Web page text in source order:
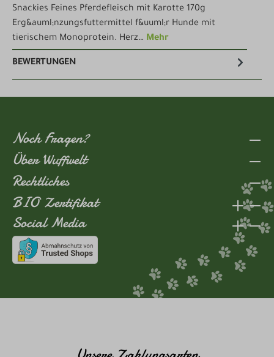
Snackies Feines Pferdefleisch mit Karotte 170g
Erg&auml;nzungsfuttermittel f&uuml;r Hunde mit
tierischem Monoprotein. Herz… Mehr
BEWERTUNGEN
Noch Fragen?
Über Wuffwelt
Rechtliches
BIO Zertifikat
Social Media